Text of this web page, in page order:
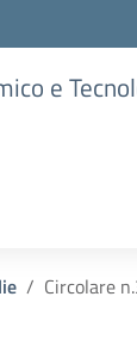
e
Circolare